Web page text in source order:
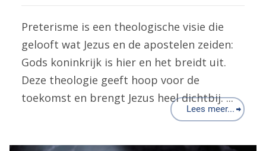
Preterisme is een theologische visie die
gelooft wat Jezus en de apostelen zeiden:
Gods koninkrijk is hier en het breidt uit.
Deze theologie geeft hoop voor de
toekomst en brengt Jezus heel dichtbij. ...
Lees meer...